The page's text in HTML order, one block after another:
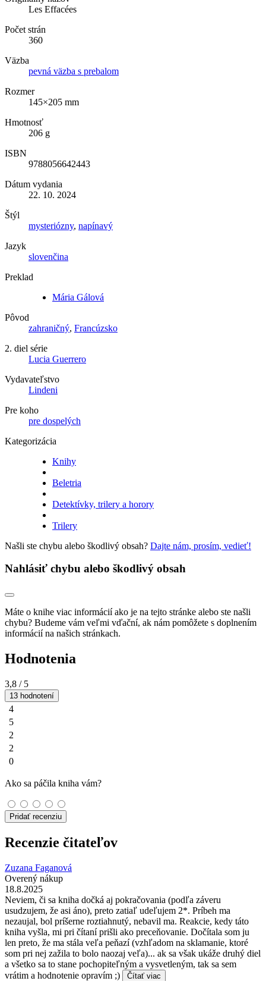
Les Effacées
Počet strán
360
Väzba
pevná väzba s prebalom
Rozmer
145×205 mm
Hmotnosť
206 g
ISBN
9788056642443
Dátum vydania
22. 10. 2024
Štýl
mysteriózny, napínavý
Jazyk
slovenčina
Preklad
Mária Gálová
Pôvod
zahraničný, Francúzsko
2. diel série
Lucia Guerrero
Vydavateľstvo
Lindeni
Pre koho
pre dospelých
Kategorizácia
Knihy
Beletria
Detektívky, trilery a horory
Trilery
Našli ste chybu alebo škodlivý obsah? Dajte nám, prosím, vedieť!
Nahlásiť chybu alebo škodlivý obsah
Máte o knihe viac informácií ako je na tejto stránke alebo ste našli
chybu? Budeme vám veľmi vďační, ak nám pomôžete s doplnením
informácií na našich stránkach.
Hodnotenia
3,8 / 5
13 hodnotení
4
5
2
2
0
Ako sa páčila kniha vám?
Pridať recenziu
Recenzie čitateľov
Zuzana Faganová
Overený nákup
18.8.2025
Neviem, či sa kniha dočká aj pokračovania (podľa záveru
usudzujem, že asi áno), preto zatiaľ udeľujem 2*. Príbeh ma
nezaujal, bol príšerne roztiahnutý, nebavil ma. Reakcie, kedy táto
kniha vyšla, mi pri čítaní prišli ako preceňovanie. Dočítala som ju
len preto, že ma stála veľa peňazí (vzhľadom na sklamanie, ktoré
som pri nej zažila to bolo naozaj veľa)... ak sa však ukáže druhý diel
a všetko sa to stane pochopiteľným a vysvetleným, tak sa sem
vrátim a hodnotenie opravím ;)
Čítať viac